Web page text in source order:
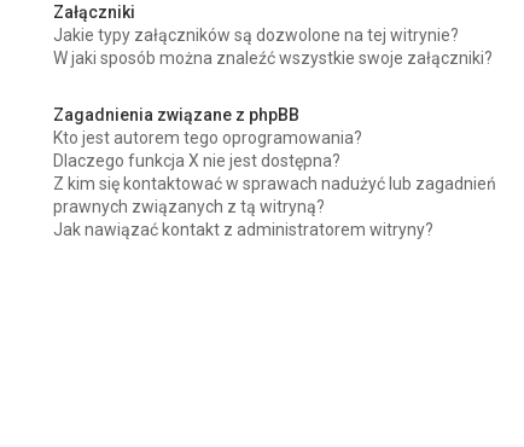
Załączniki
Jakie typy załączników są dozwolone na tej witrynie?
W jaki sposób można znaleźć wszystkie swoje załączniki?
Zagadnienia związane z phpBB
Kto jest autorem tego oprogramowania?
Dlaczego funkcja X nie jest dostępna?
Z kim się kontaktować w sprawach nadużyć lub zagadnień
prawnych związanych z tą witryną?
Jak nawiązać kontakt z administratorem witryny?